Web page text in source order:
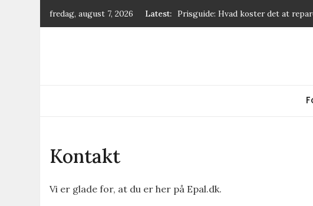
fredag, august 7, 2026 Latest: Prisguide: Hvad koster det at
Hvad koster ejendomsservice –
Kan du stole på opkald fra
Kontakt
Vi er glade for, at du er her på Epal.dk.